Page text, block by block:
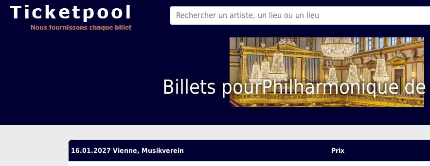
Billets pourPhilharmonique
16.01.2027 Vienne, Musikverein Prix